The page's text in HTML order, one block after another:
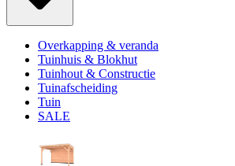
Overkapping & veranda
Tuinhuis & Blokhut
Tuinhout & Constructie
Tuinafscheiding
Tuin
SALE